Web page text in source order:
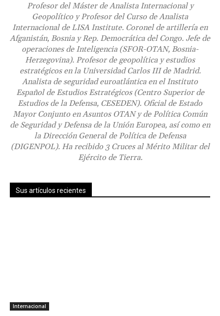
Profesor del Máster de Analista Internacional y
Geopolítico y Profesor del Curso de Analista
Internacional de LISA Institute. Coronel de artillería en
Afganistán, Bosnia y Rep. Democrática del Congo. Jefe de
operaciones de Inteligencia (SFOR-OTAN, Bosnia-
Herzegovina). Profesor de geopolítica y estudios
estratégicos en la Universidad Carlos III de Madrid.
Analista de seguridad euroatlántica en el Instituto
Español de Estudios Estratégicos (Centro Superior de
Estudios de la Defensa, CESEDEN). Oficial de Estado
Mayor Conjunto en Asuntos OTAN y de Política Común
de Seguridad y Defensa de la Unión Europea, así como en
la Dirección General de Política de Defensa
(DIGENPOL). Ha recibido 3 Cruces al Mérito Militar del
Ejército de Tierra.
Sus artículos recientes
Internacional